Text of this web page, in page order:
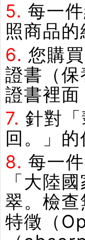
5. 每一
照商品
6. 您購
證書（
證書裡
7. 針對
回。」
8. 每一
「大陸
翠。檢
特徵（